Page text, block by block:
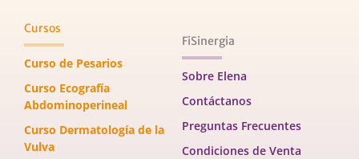
Cursos
Curso de Pesarios
Curso Ecografía
Abdominoperineal
Curso Dermatología de la
Vulva
FiSinergia
Sobre Elena
Contáctanos
Preguntas Frecuentes
Condiciones de Venta